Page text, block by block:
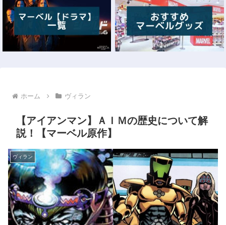
ホーム ヴィラン
【アイアンマン】ＡＩＭの歴史について解
説！【マーベル原作】
ヴィラン